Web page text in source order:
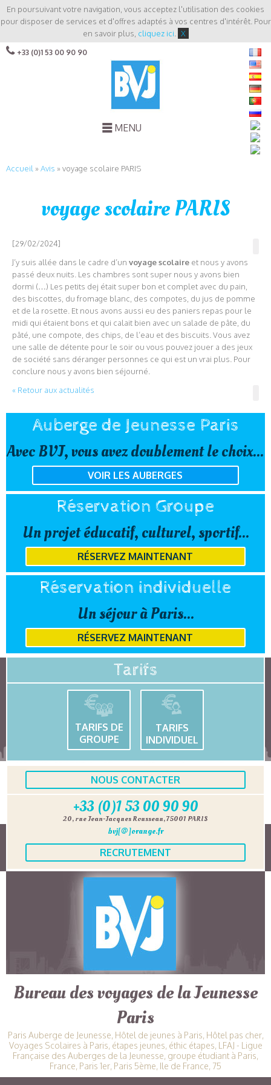
En poursuivant votre navigation, vous acceptez l'utilisation des cookies
pour disposer de services et d'offres adaptés à vos centres d'intérêt. Pour
en savoir plus, cliquez ici X
+33 (0)1 53 00 90 90
MENU
Accueil »Avis »voyage scolaire PARIS
voyage scolaire PARIS
[29/02/2024]
J’y suis allée dans le cadre d’un voyage scolaire et nous y avons
passé deux nuits. Les chambres sont super nous y avons bien
dormi (…) Les petits dej était super bon et complet avec du pain,
des biscottes, du fromage blanc, des compotes, du jus de pomme
et de la rosette. Et nous avons aussi eu des paniers repas pour le
midi qui étaient bons et qui calait bien avec un salade de pâte, du
pâté, une compote, des chips, de l’eau et des biscuits. Vous avez
une salle de détente pour le soir ou vous pouvez jouer a des jeux
de société sans déranger personnes ce qui est un vrai plus. Pour
conclure nous y avons bien séjourné.
« Retour aux actualités
Auberge de Jeunesse Paris
Avec BVJ, vous avez doublement le choix...
VOIR LES AUBERGES
Réservation Groupe
Un projet éducatif, culturel, sportif...
RÉSERVEZ MAINTENANT
Réservation individuelle
Un séjour à Paris...
RÉSERVEZ MAINTENANT
Tarifs
TARIFS DE
GROUPE
TARIFS
INDIVIDUEL
NOUS CONTACTER
+33 (0)1 53 00 90 90
20, rue Jean-Jacques Rousseau, 75001 PARIS
bvj[@]orange.fr
RECRUTEMENT
Bureau des voyages de la Jeunesse
Paris
Paris Auberge de Jeunesse, Hôtel de jeunes à Paris, Hôtel pas cher,
Voyages Scolaires à Paris, étapes jeunes, éthic étapes, LFAJ - Ligue
Française des Auberges de la Jeunesse, groupe étudiant à Paris,
France, Paris 1er, Paris 5ème, Ile de France, 75